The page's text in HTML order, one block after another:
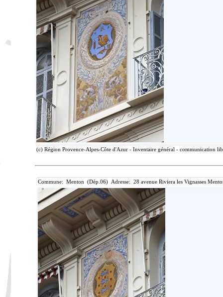
(c) Région Provence-Alpes-Côte d'Azur - Inventaire général - communication
Commune: Menton (Dép.06) Adresse: 28 avenue Riviera les Vignasses